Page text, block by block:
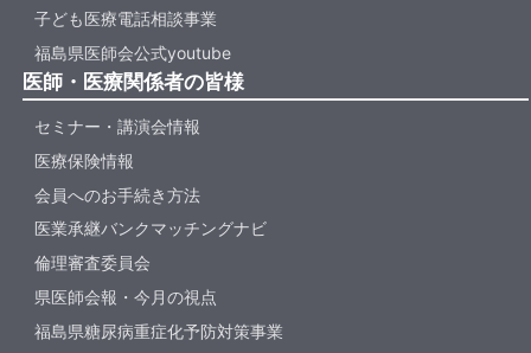
子ども医療電話相談事業
福島県医師会公式youtube
医師・医療関係者の皆様
セミナー・講演会情報
医療保険情報
会員へのお手続き方法
医業承継バンクマッチングナビ
倫理審査委員会
県医師会報・今月の視点
福島県糖尿病重症化予防対策事業